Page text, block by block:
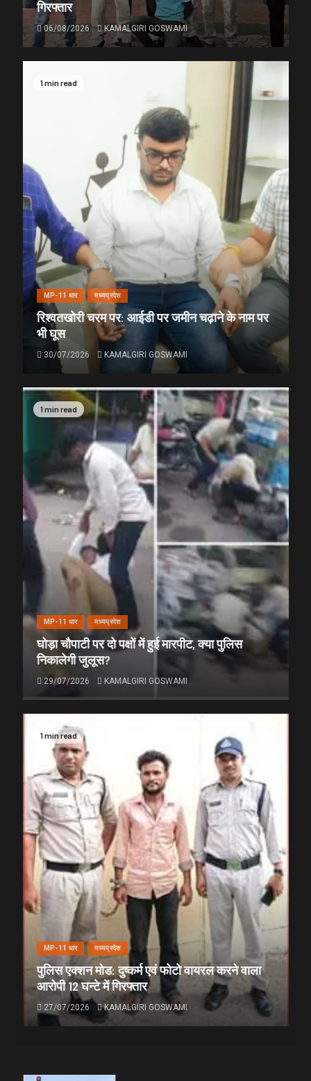
गिरफ्तार
06/08/2026 KAMALGIRI GOSWAMI
1 min read
MP-11 धार मध्यप्रदेश
रिश्वतखोरी चरम पर: आईडी पर जमीन चढ़ाने के नाम पर
भी घूस
30/07/2026 KAMALGIRI GOSWAMI
1 min read
MP-11 धार मध्यप्रदेश
घोड़ा चौपाटी पर दो पक्षों में हुई मारपीट, क्या पुलिस
निकालेगी जुलूस?
29/07/2026 KAMALGIRI GOSWAMI
1 min read
MP-11 धार मध्यप्रदेश
पुलिस एक्शन मोड: दुष्कर्म एवं फोटो वायरल करने वाला
आरोपी 12 घन्टे में गिरफ्तार
27/07/2026 KAMALGIRI GOSWAMI